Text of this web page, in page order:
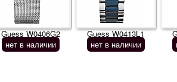
Guess W0406G2
нет в наличии
Guess W0413L1
нет в наличии